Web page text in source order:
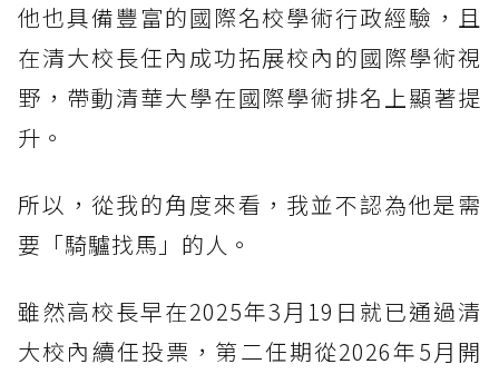
他也具備豐富的國際名校學術行政經驗，且
在清大校長任內成功拓展校內的國際學術視
野，帶動清華大學在國際學術排名上顯著提
升。
所以，從我的角度來看，我並不認為他是需
要「騎驢找馬」的人。
雖然高校長早在2025年3月19日就已通過清
大校內續任投票，第二任期從2026年5月開